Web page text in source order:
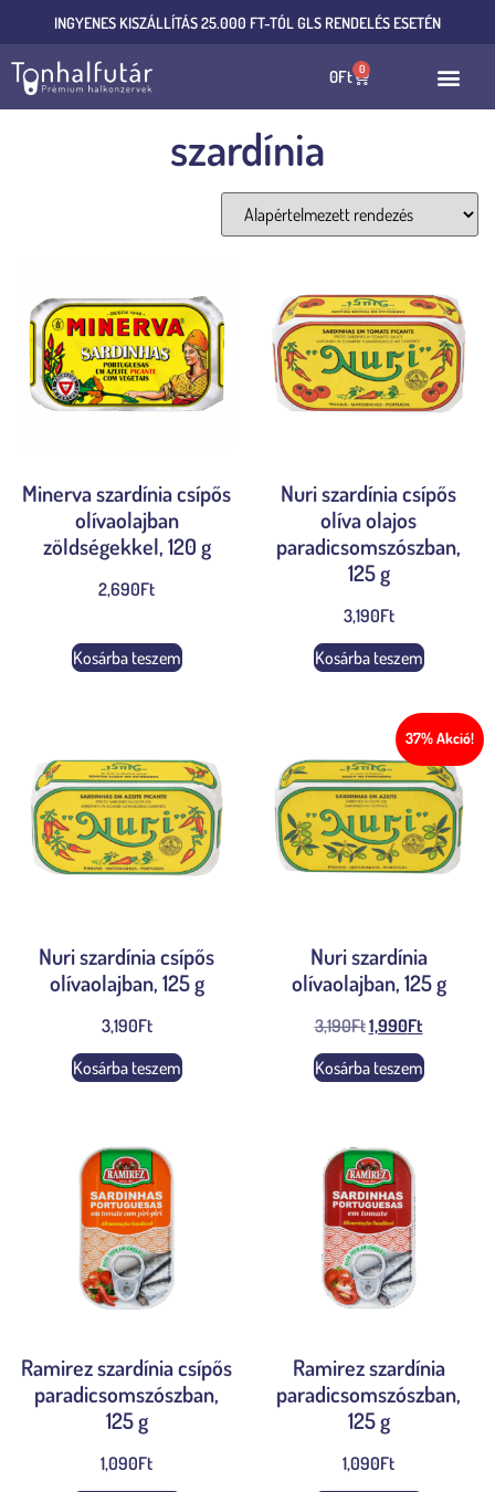
INGYENES KISZÁLLÍTÁS 25.000 FT-TÓL GLS RENDELÉS ESETÉN
0Ft 0
szardínia
Minerva szardínia csípős
olívaolajban
zöldségekkel, 120 g
2,690Ft
Kosárba teszem
Nuri szardínia csípős
olíva olajos
paradicsomszószban,
125 g
3,190Ft
Kosárba teszem
Nuri szardínia csípős
olívaolajban, 125 g
3,190Ft
Kosárba teszem
37% Akció!
Nuri szardínia
olívaolajban, 125 g
3,190Ft1,990Ft
Kosárba teszem
Ramirez szardínia csípős
paradicsomszószban,
125 g
1,090Ft
Ramirez szardínia
paradicsomszószban,
125 g
1,090Ft